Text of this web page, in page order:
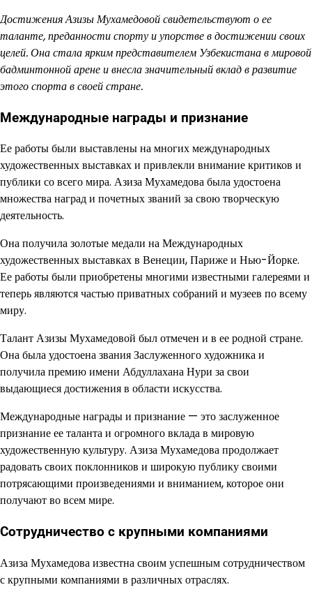
Достижения Азизы Мухамедовой свидетельствуют о ее
таланте, преданности спорту и упорстве в достижении своих
целей. Она стала ярким представителем Узбекистана в мировой
бадминтонной арене и внесла значительный вклад в развитие
этого спорта в своей стране.
Международные награды и признание
Ее работы были выставлены на многих международных
художественных выставках и привлекли внимание критиков и
публики со всего мира. Азиза Мухамедова была удостоена
множества наград и почетных званий за свою творческую
деятельность.
Она получила золотые медали на Международных
художественных выставках в Венеции, Париже и Нью-Йорке.
Ее работы были приобретены многими известными галереями и
теперь являются частью приватных собраний и музеев по всему
миру.
Талант Азизы Мухамедовой был отмечен и в ее родной стране.
Она была удостоена звания Заслуженного художника и
получила премию имени Абдуллахана Нури за свои
выдающиеся достижения в области искусства.
Международные награды и признание — это заслуженное
признание ее таланта и огромного вклада в мировую
художественную культуру. Азиза Мухамедова продолжает
радовать своих поклонников и широкую публику своими
потрясающими произведениями и вниманием, которое они
получают во всем мире.
Сотрудничество с крупными компаниями
Азиза Мухамедова известна своим успешным сотрудничеством
с крупными компаниями в различных отраслях.